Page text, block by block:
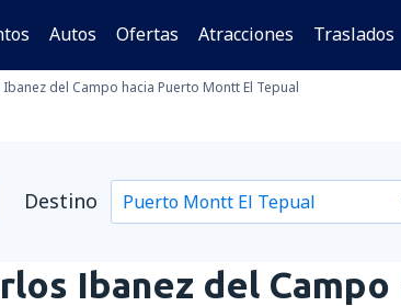
Autos Ofertas Atracciones Traslados
del Campo hacia Puerto Montt El Tepual
Destino
Ibanez del Campo